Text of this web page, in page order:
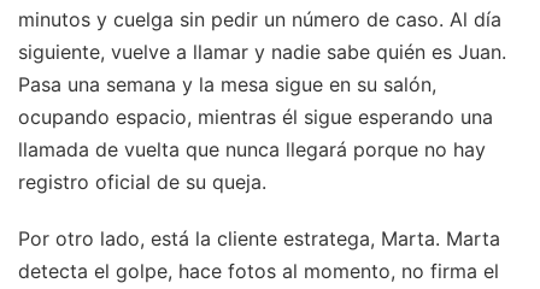
minutos y cuelga sin pedir un número de caso. Al día
siguiente, vuelve a llamar y nadie sabe quién es Juan.
Pasa una semana y la mesa sigue en su salón,
ocupando espacio, mientras él sigue esperando una
llamada de vuelta que nunca llegará porque no hay
registro oficial de su queja.
Por otro lado, está la cliente estratega, Marta. Marta
detecta el golpe, hace fotos al momento, no firma el